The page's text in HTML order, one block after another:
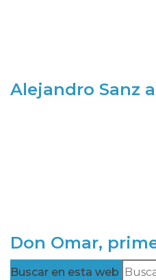
Alejandro Sanz
Don Omar,
Buscar en esta web